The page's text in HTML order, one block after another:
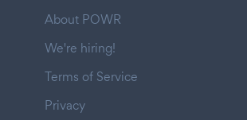
About POWR
We're hiring!
Terms of Service
Privacy